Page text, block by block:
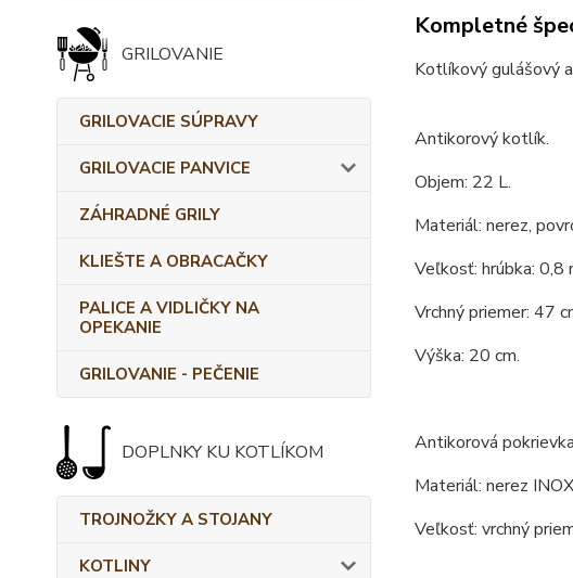
GRILOVANIE
GRILOVACIE SÚPRAVY
GRILOVACIE PANVICE
ZÁHRADNÉ GRILY
KLIEŠTE A OBRACAČKY
PALICE A VIDLIČKY NA
OPEKANIE
GRILOVANIE - PEČENIE
DOPLNKY KU KOTLÍKOM
TROJNOŽKY A STOJANY
KOTLINY
Kompletné
Kotlíkový gulášový
Antikorový kotlík.
Objem: 22 L.
Materiál: nerez,
Veľkosť: hrúbka: 0,8
Vrchný priemer: 47
Výška: 20 cm.
Antikorová
Materiál: nerez
Veľkosť: vrchný